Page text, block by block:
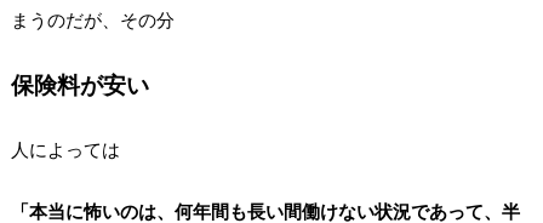
まうのだが、その分
保険料が安い
人によっては
「本当に怖いのは、何年間も長い間働けない状況であって、半